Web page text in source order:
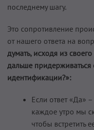
последнему шагу.
Это сопротивление
от нашего ответа на
думать, исходя из
дальше
идентификации?»:
Если ответ «Да»
каждое утро мы
чтобы встретить